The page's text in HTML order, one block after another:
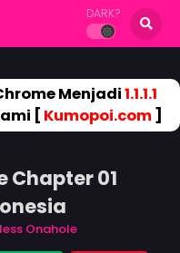
DARK?
Menjadi1.1.1.1
[ Kumopoi.com]
Chapter 01
Onahole